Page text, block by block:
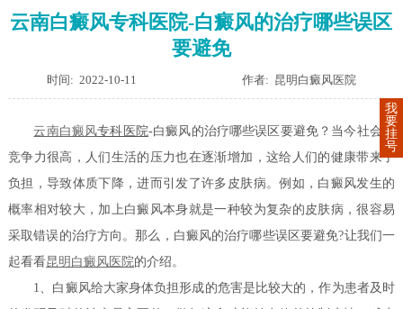
云南白癜风专科医院-白癜风的治疗哪些误区
要避免
时间: 2022-10-11 作者: 昆明白癜风医院
云南白癜风专科医院-白癜风的治疗哪些误区要避免？当今社会的
竞争力很高，人们生活的压力也在逐渐增加，这给人们的健康带来了
负担，导致体质下降，进而引发了许多皮肤病。例如，白癜风发生的
概率相对较大，加上白癜风本身就是一种较为复杂的皮肤病，很容易
采取错误的治疗方向。那么，白癜风的治疗哪些误区要避免?让我们一
起看看昆明白癜风医院的介绍。
1、白癜风给大家身体负担形成的危害是比较大的，作为患者及时
我
要
挂
号